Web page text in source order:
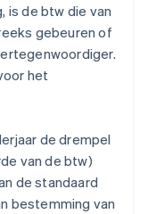
is de btw die van
gebeuren of
het
de drempel
van de btw)
de standaard
bestemming van